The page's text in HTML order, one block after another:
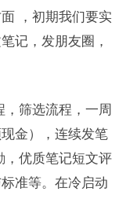
，初期我们要实
记，发朋友圈，
筛选流程，一周
金），连续发笔
，优质笔记短文评
准等。在冷启动